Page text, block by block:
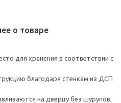
о товаре
для хранения в соответствии с
благодаря стенкам из ДСП
на дверцу без шурупов,